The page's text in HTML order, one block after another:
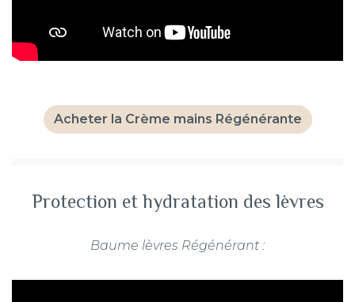
Acheter la Crème mains Régénérante
Protection et hydratation des lèvres
Baume lèvres Régénérant :